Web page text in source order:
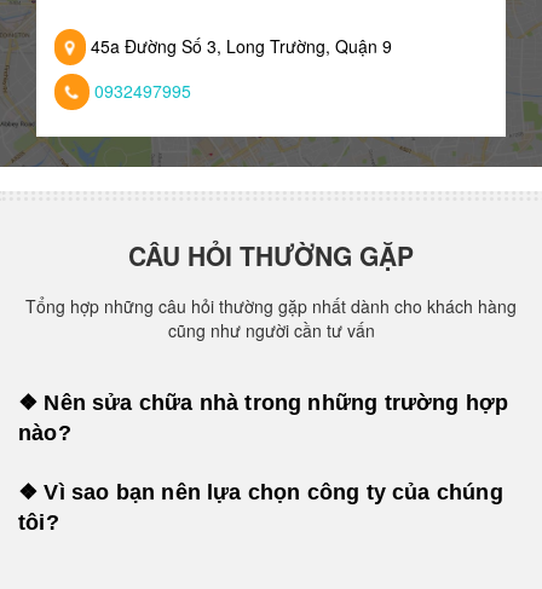
45a Đường Số 3, Long Trường, Quận 9
0932497995
CÂU HỎI THƯỜNG GẶP
Tổng hợp những câu hỏi thường gặp nhất dành cho khách hàng
cũng như người cần tư vấn
❖ Nên sửa chữa nhà trong những trường hợp
nào?
❖ Vì sao bạn nên lựa chọn công ty của chúng
tôi?